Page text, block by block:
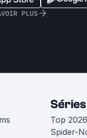
PLUS
Séries
Top
Spider-